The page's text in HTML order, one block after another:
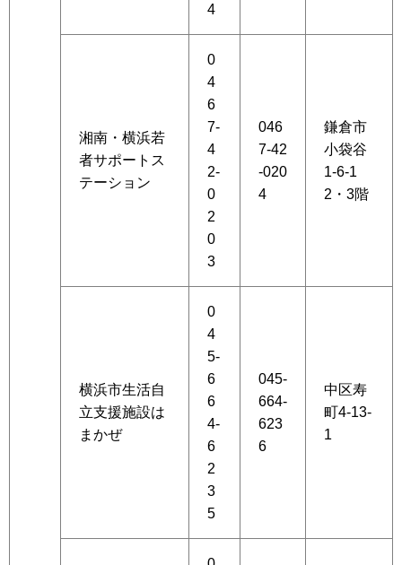
4
湘南・横浜若
者サポートス
テーション
0
4
6
7-
4
2-
0
2
0
3
046
7-42
-020
4
鎌倉市
小袋谷
1-6-1
2・3階
横浜市生活自
立支援施設は
まかぜ
0
4
5-
6
6
4-
6
2
3
5
045-
664-
623
6
中区寿
町4-13-
1